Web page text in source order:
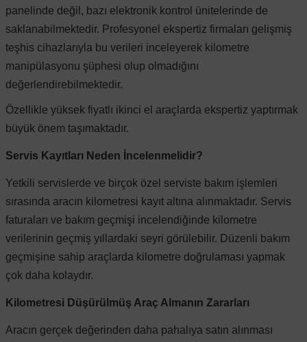
panelinde değil, bazı elektronik kontrol ünitelerinde de
saklanabilmektedir. Profesyonel ekspertiz firmaları gelişmiş
teşhis cihazlarıyla bu verileri inceleyerek kilometre
manipülasyonu şüphesi olup olmadığını
değerlendirebilmektedir.
Özellikle yüksek fiyatlı ikinci el araçlarda ekspertiz yaptırmak
büyük önem taşımaktadır.
Servis Kayıtları Neden İncelenmelidir?
Yetkili servislerde ve birçok özel serviste bakım işlemleri
sırasında aracın kilometresi kayıt altına alınmaktadır. Servis
faturaları ve bakım geçmişi incelendiğinde kilometre
verilerinin geçmiş yıllardaki seyri görülebilir. Düzenli bakım
geçmişine sahip araçlarda kilometre doğrulaması yapmak
çok daha kolaydır.
Kilometresi Düşürülmüş Araç Almanın Zararları
Aracın gerçek değerinden daha pahalıya satın alınması